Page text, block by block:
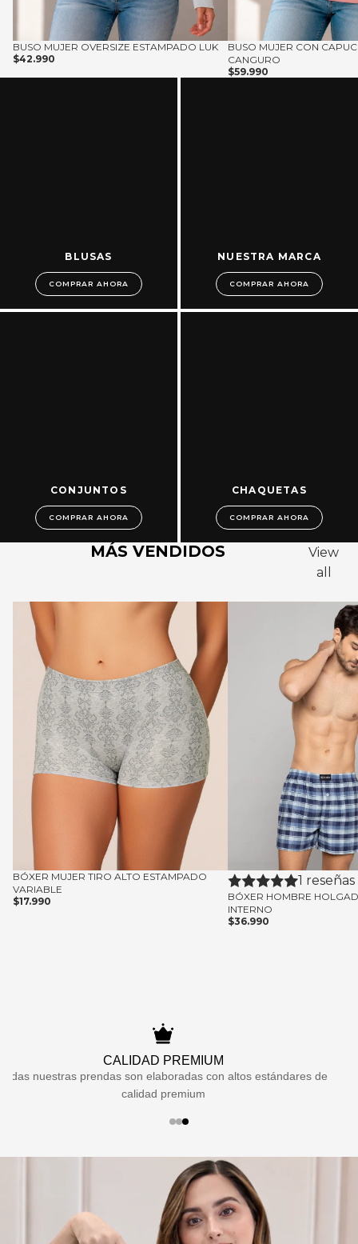
BUSO MUJER OVERSIZE ESTAMPADO LUK
$42.990
BUSO MUJER CON
CANGURO
$59.990
BLUSAS
COMPRAR AHORA
NUESTRA MARCA
COMPRAR AHORA
CONJUNTOS
COMPRAR AHORA
CHAQUETAS
COMPRAR AHORA
MÁS VENDIDOS
View
all
BÓXER MUJER TIRO ALTO ESTAMPADO VARIABLE
BÓXER MUJER TIRO ALTO ESTAMPADO
VARIABLE
$17.990
BÓXER HOMBRE
1 reseñas
BÓXER HOMBRE
INTERNO
$36.990
CALIDAD PREMIUM
nuestras prendas son elaboradas con altos estándares de
calidad premium